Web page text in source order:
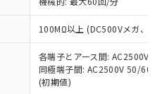
100MΩ以上 (DC500Vメガ、点
各端子とアース間: AC2500V
同極端子間: AC2500V 50/
(初期値)
標準価格照会結果は、
新日時点での社内デー
されるものであり、閲
の実際の在庫および標
る場合があることをご
があります。
以下、ポリ臭化ビフェニル
臭化ジフェニルエーテル類
当社販売部門へお問
(GB/T26572)：
) : 1000ppm、 Cd(カドミウ
、 PBBs(ポリ臭化ビフェ
貿易法に定める商品
等」という）を輸出
提供する場合は、日本
可(または役務取引許
どの必要な手続きを